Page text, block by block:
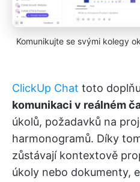
Komunikujte se svými kolegy
ClickUp Chat toto
komunikaci v reálném
úkolů, požadavků na
harmonogramů. Díky
zůstávají kontextově
úkoly nebo dokumenty,